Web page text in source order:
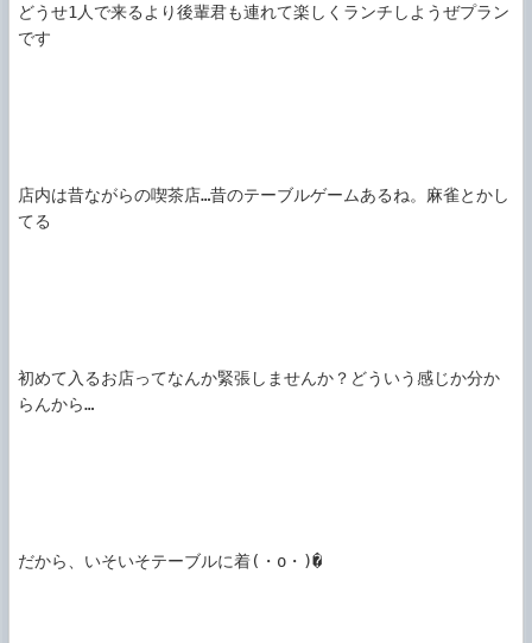
どうせ1人で来るより後輩君も連れて楽しくランチしようぜプラン
です
店内は昔ながらの喫茶店…昔のテーブルゲームあるね。麻雀とかし
てる
初めて入るお店ってなんか緊張しませんか？どういう感じか分か
らんから…
だから、いそいそテーブルに着(・o・)�